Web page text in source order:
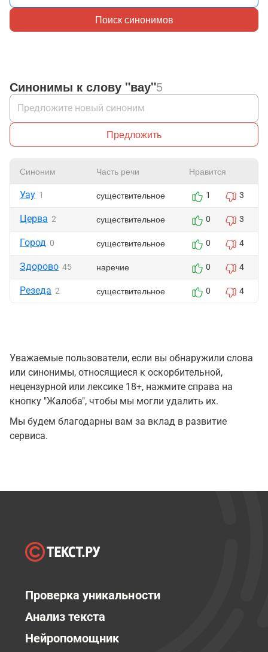
Поиск синонимов
Синонимы к слову "вау"5
Предложить
Синоним Часть речи Нравится
Уау 1 существительное 1 3
Церва 2 существительное 0 3
Город 0 существительное 0 4
Здорово 45 наречие 0 4
Резеда 2 существительное 0 4
Уважаемые пользователи, если вы обнаружили слова
или синонимы, относящиеся к оскорбительной,
нецензурной или лексике 18+, нажмите справа на
кнопку "Жалоба", чтобы мы могли удалить их.
Мы будем благодарны вам за вклад в развитие
сервиса.
Проверка уникальности
Анализ текста
Нейропомощник